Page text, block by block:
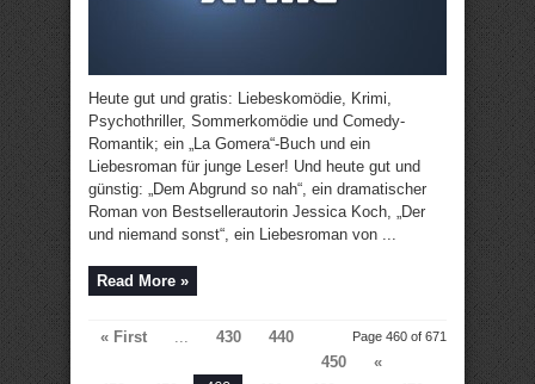
Heute gut und gratis: Liebeskomödie, Krimi,
Psychothriller, Sommerkomödie und Comedy-
Romantik; ein „La Gomera“-Buch und ein
Liebesroman für junge Leser! Und heute gut und
günstig: „Dem Abgrund so nah“, ein dramatischer
Roman von Bestsellerautorin Jessica Koch, „Der
und niemand sonst“, ein Liebesroman von ...
Read More »
Page 460 of 671
« First ... 430
440
450
«